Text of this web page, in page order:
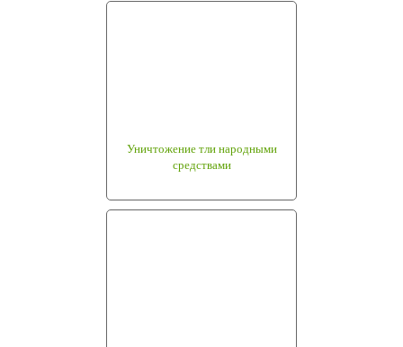
Уничтожение тли народными
средствами